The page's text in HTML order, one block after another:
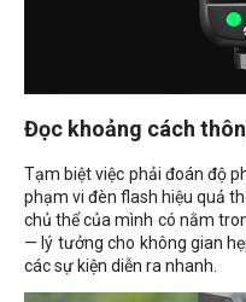
Đọc khoảng cách
Tạm biệt việc phải đoán độ
phạm vi đèn flash hiệu quả
chủ thể của mình có nằm
— lý tưởng cho không gian
các sự kiện diễn ra nhanh.